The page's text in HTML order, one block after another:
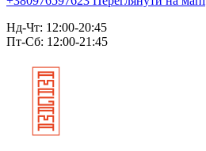
Нд-Чт: 12:00-20:45
Пт-Сб: 12:00-21:45